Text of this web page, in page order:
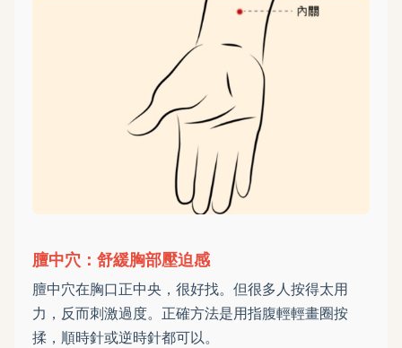
膻中穴：舒緩胸部壓迫感
膻中穴在胸口正中央，很好找。但很多人按得太用
力，反而刺激過度。正確方法是用指腹輕輕畫圈按
揉，順時針或逆時針都可以。